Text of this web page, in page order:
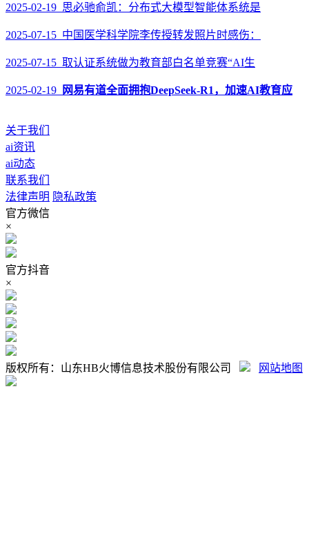
2025-02-19 思必驰俞凯：分布式大模型智能体系统是
2025-07-15 中国医学科学院李传授转发照片时感伤：
2025-07-15 取认证系统做为教育部白名单竞赛“AI生
2025-02-19 网易有道全面拥抱DeepSeek-R1，加速AI教育应
关于我们
ai资讯
ai动态
联系我们
法律声明 隐私政策
官方微信
×
官方抖音
×
版权所有：山东HB火博信息技术股份有限公司 网站地图